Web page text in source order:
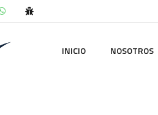
INICIO NOSOTROS